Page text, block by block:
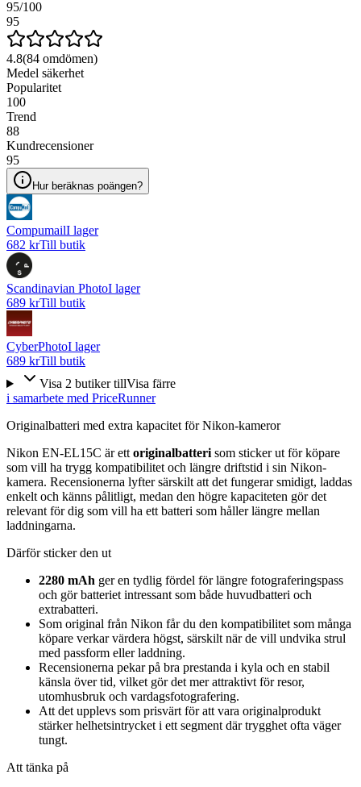
95/100
95
4.8(84 omdömen)
Medel säkerhet
Popularitet
100
Trend
88
Kundrecensioner
95
Hur beräknas poängen?
CompumailI lager
682 krTill butik
Scandinavian PhotoI lager
689 krTill butik
CyberPhotoI lager
689 krTill butik
Visa 2 butiker tillVisa färre
i samarbete med PriceRunner
Originalbatteri med extra kapacitet för Nikon-kameror
Nikon EN-EL15C är ett originalbatteri som sticker ut för köpare
som vill ha trygg kompatibilitet och längre driftstid i sin Nikon-
kamera. Recensionerna lyfter särskilt att det fungerar smidigt, laddas
enkelt och känns pålitligt, medan den högre kapaciteten gör det
relevant för dig som vill ha ett batteri som håller längre mellan
laddningarna.
Därför sticker den ut
2280 mAh ger en tydlig fördel för längre fotograferingspass
och gör batteriet intressant som både huvudbatteri och
extrabatteri.
Som original från Nikon får du den kompatibilitet som många
köpare verkar värdera högst, särskilt när de vill undvika strul
med passform eller laddning.
Recensionerna pekar på bra prestanda i kyla och en stabil
känsla över tid, vilket gör det mer attraktivt för resor,
utomhusbruk och vardagsfotografering.
Att det upplevs som prisvärt för att vara originalprodukt
stärker helhetsintrycket i ett segment där trygghet ofta väger
tungt.
Att tänka på